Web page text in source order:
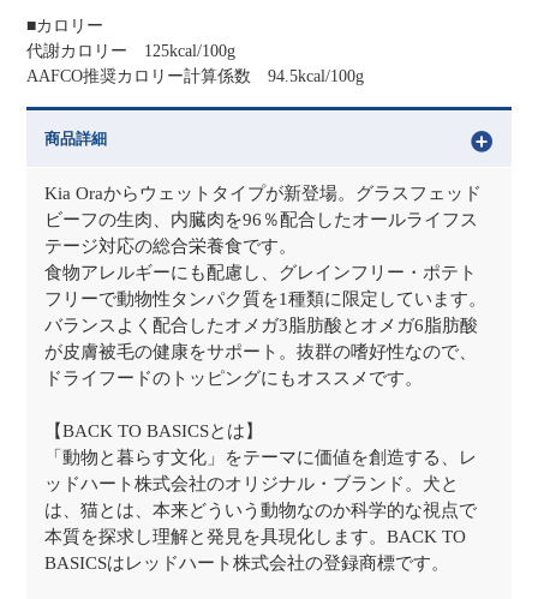
■カロリー
代謝カロリー 125kcal/100g
AAFCO推奨カロリー計算係数 94.5kcal/100g
商品詳細
Kia Oraからウェットタイプが新登場。グラスフェッド
ビーフの生肉、内臓肉を96％配合したオールライフス
テージ対応の総合栄養食です。
食物アレルギーにも配慮し、グレインフリー・ポテト
フリーで動物性タンパク質を1種類に限定しています。
バランスよく配合したオメガ3脂肪酸とオメガ6脂肪酸
が皮膚被毛の健康をサポート。抜群の嗜好性なので、
ドライフードのトッピングにもオススメです。
【BACK TO BASICSとは】
「動物と暮らす文化」をテーマに価値を創造する、レ
ッドハート株式会社のオリジナル・ブランド。犬と
は、猫とは、本来どういう動物なのか科学的な視点で
本質を探求し理解と発見を具現化します。BACK TO
BASICSはレッドハート株式会社の登録商標です。